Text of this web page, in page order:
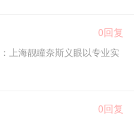
0回复
上海靓瞳奈斯义眼以专业实
0回复